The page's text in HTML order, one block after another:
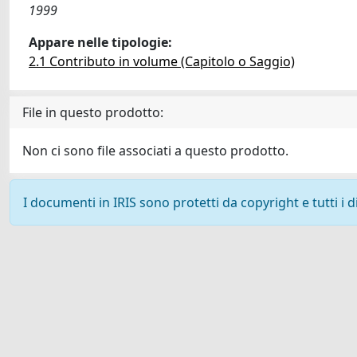
1999
Appare nelle tipologie:
2.1 Contributo in volume (Capitolo o Saggio)
File in questo prodotto:
Non ci sono file associati a questo prodotto.
I documenti in IRIS sono protetti da copyright e tutti i